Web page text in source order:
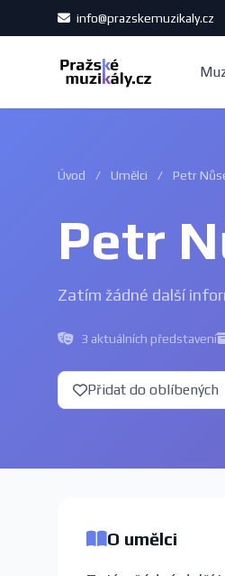
info@prazskemuzikaly.cz
Úvod / Umělci / Petr
Petr
Zatím žádné další
3 aktuálních představení
Přidat do oblíbených
O umělci